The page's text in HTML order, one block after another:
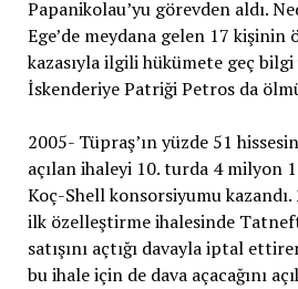
Papanikolau’yu görevden aldı.
Ege’de meydana gelen 17
kazasıyla ilgili hükümete geç bilgi
İskenderiye Patriği Petros da
2005- Tüpraş’ın yüzde 51
açılan ihaleyi 10. turda 4 milyon
Koç-Shell konsorsiyumu kazandı.
ilk özelleştirme ihalesinde
satışını açtığı davayla iptal
bu ihale için de dava açacağını